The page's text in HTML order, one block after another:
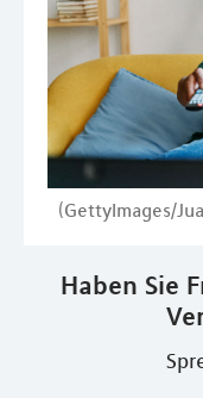
(GettyImages/
Haben Sie